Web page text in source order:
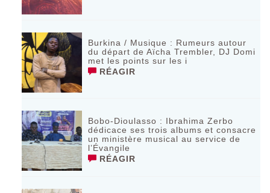
Burkina / Musique : Rumeurs autour
du départ de Aïcha Trembler, DJ Domi
met les points sur les i
RÉAGIR
Bobo-Dioulasso : Ibrahima Zerbo
dédicace ses trois albums et consacre
un ministère musical au service de
l’Évangile
RÉAGIR